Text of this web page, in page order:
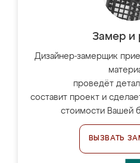
Замер и
Дизайнер-замерщик
проведёт
составит проект и
стоимости Вашей
ВЫЗВАТЬ